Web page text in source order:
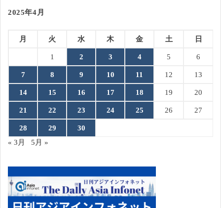
2025年4月
月 火 水 木 金 土 日
1 2 3 4 5 6
7 8 9 10 11 12 13
14 15 16 17 18 19 20
21 22 23 24 25 26 27
28 29
30
« 3月
5月 »